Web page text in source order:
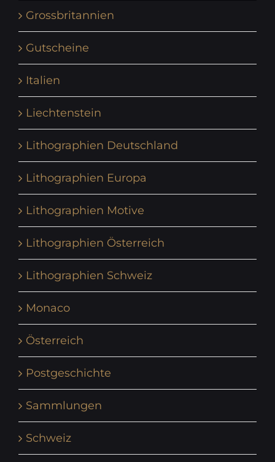
Grossbritannien
Gutscheine
Italien
Liechtenstein
Lithographien Deutschland
Lithographien Europa
Lithographien Motive
Lithographien Österreich
Lithographien Schweiz
Monaco
Österreich
Postgeschichte
Sammlungen
Schweiz